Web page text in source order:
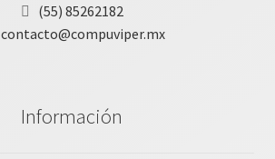
(55) 85262182
contacto@compuviper.mx
Información